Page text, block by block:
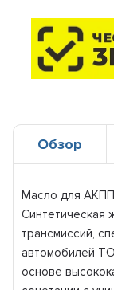
Обзор
Масло для АКПП
Синтетическая
трансмиссий,
автомобилей
основе